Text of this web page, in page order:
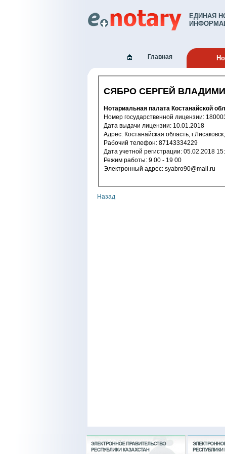
ЕДИНАЯ
Главная
СЯБРО СЕРГЕЙ
Нотариальная палата Костанайской
Номер государственной
Дата выдачи лицензии: 10.01.2018
Адрес: Костанайская область,
Рабочий телефон: 87143334229
Дата учетной регистрации:
Режим работы: 9 00 - 19 00
Электронный адрес: syabro90@mail.ru
Назад